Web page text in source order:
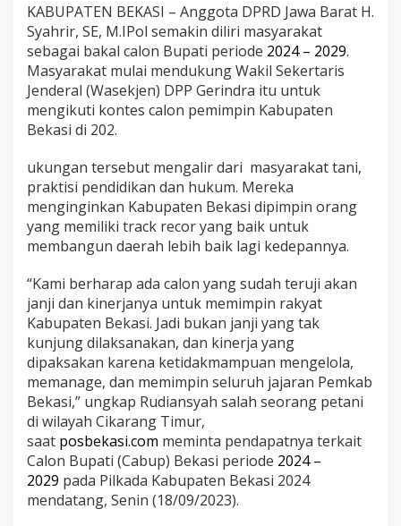
KABUPATEN BEKASI – Anggota DPRD Jawa Barat H.
Syahrir, SE, M.IPol semakin diliri masyarakat
sebagai bakal calon Bupati periode 2024 – 2029.
Masyarakat mulai mendukung Wakil Sekertaris
Jenderal (Wasekjen) DPP Gerindra itu untuk
mengikuti kontes calon pemimpin Kabupaten
Bekasi di 202.
ukungan tersebut mengalir dari masyarakat tani,
praktisi pendidikan dan hukum. Mereka
menginginkan Kabupaten Bekasi dipimpin orang
yang memiliki track recor yang baik untuk
membangun daerah lebih baik lagi kedepannya.
“Kami berharap ada calon yang sudah teruji akan
janji dan kinerjanya untuk memimpin rakyat
Kabupaten Bekasi. Jadi bukan janji yang tak
kunjung dilaksanakan, dan kinerja yang
dipaksakan karena ketidakmampuan mengelola,
memanage, dan memimpin seluruh jajaran Pemkab
Bekasi,” ungkap Rudiansyah salah seorang petani
di wilayah Cikarang Timur,
saat posbekasi.com meminta pendapatnya terkait
Calon Bupati (Cabup) Bekasi periode 2024 –
2029 pada Pilkada Kabupaten Bekasi 2024
mendatang, Senin (18/09/2023).